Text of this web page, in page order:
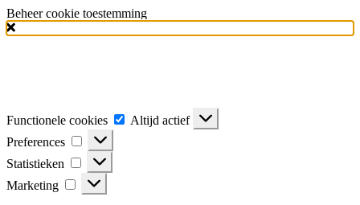
Beheer cookie toestemming
Functionele cookies
Altijd actief
Preferences
Statistieken
Marketing